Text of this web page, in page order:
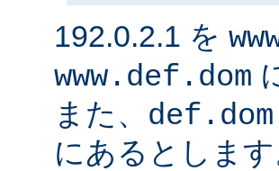
192.0.2.1 を
www.def.dom
また、 def.dom
にあるとしま